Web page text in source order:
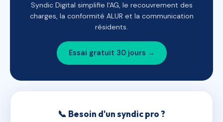
Syndic Digital simplifie l'AG, le recouvrement des
charges, la conformité ALUR et la communication
résidents.
Essai gratuit 30 jours →
📞 Besoin d'un syndic pro ?